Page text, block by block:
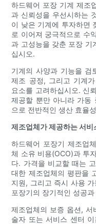
하드웨어 포장 기계 제조
과 신뢰성을 우선시하는
이 낮은 기계에 투자하면
로 이어져 궁극적으로 수
과 고성능을 갖춘 포장 기
십시오.
기계의 사양과 기능을 검
제조 공정, 그리고 기계
요소를 고려하십시오. 신
제공할 뿐만 아니라 가동
으로 전반적인 생산 효율
제조업체가 제공하는 서비
하드웨어 포장기 제조업
체 소유 비용(OCO)과 투
다. 가격을 비교할 때는
대한 제조업체의 평판을
지원, 그리고 즉시 사용
포장기의 장기적인 성공
제조업체의 보증 옵션,
술자 또는 서비스 센터